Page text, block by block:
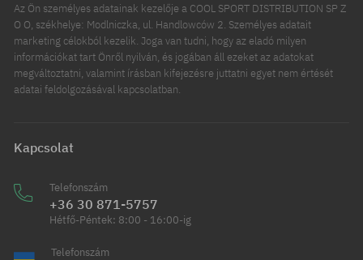
Az Ön személyes adatainak kezelője a COOL SPORT DISTRIBUTION SP Z
O O, székhelye: Modlniczka, ul. Handlowców 2. Személyes adatait
marketing célokból kezelik. Joga van tudni, hogy az eladó milyen
információkat tart Önről nyilván, és jogában áll ezeket az adatokat
megváltoztatni, valamint írásban kifejezésre juttatni egyet nem értését
adatai feldolgozásával kapcsolatban.
Kapcsolat
Telefonszám
+36 30 871-5757
Hétfő-Péntek: 8:00 - 16:00-ig
Telefonszám